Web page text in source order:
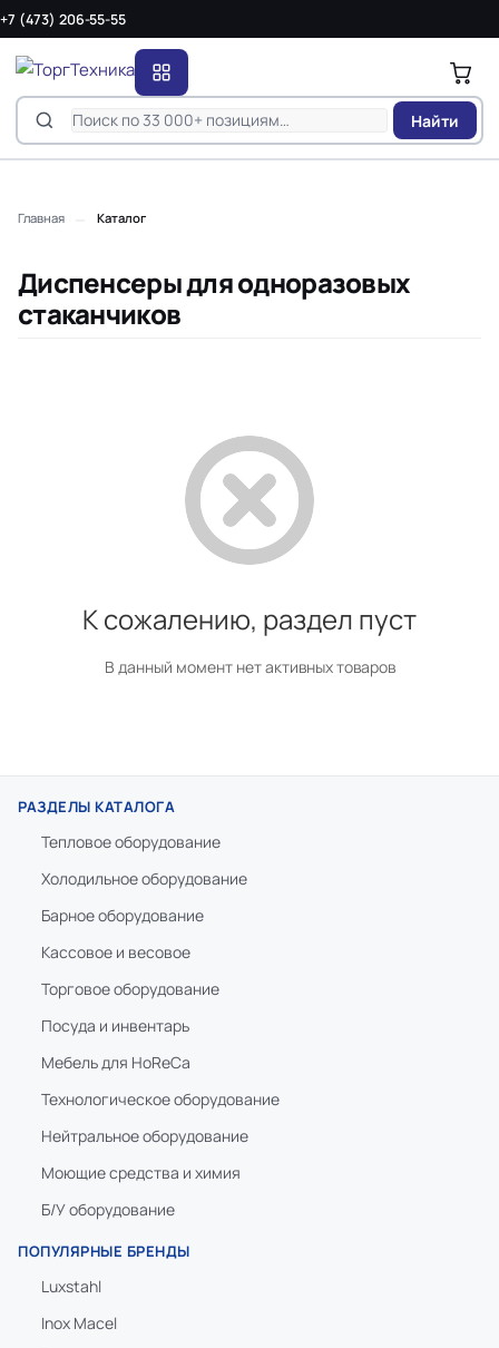
+7 (473) 206-55-55
Найти
Главная Каталог
Диспенсеры для одноразовых
стаканчиков
К сожалению, раздел пуст
В данный момент нет активных товаров
РАЗДЕЛЫ КАТАЛОГА
Тепловое оборудование
Холодильное оборудование
Барное оборудование
Кассовое и весовое
Торговое оборудование
Посуда и инвентарь
Мебель для HoReCa
Технологическое оборудование
Нейтральное оборудование
Моющие средства и химия
Б/У оборудование
ПОПУЛЯРНЫЕ БРЕНДЫ
Luxstahl
Inox Macel